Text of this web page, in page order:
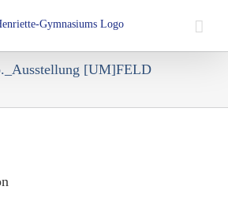
[UM]FELD